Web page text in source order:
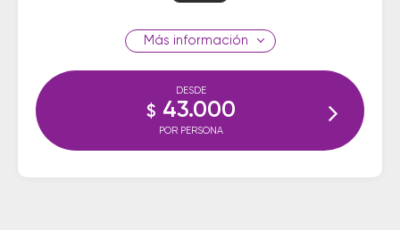
información
DESDE
$ 43.000
POR PERSONA